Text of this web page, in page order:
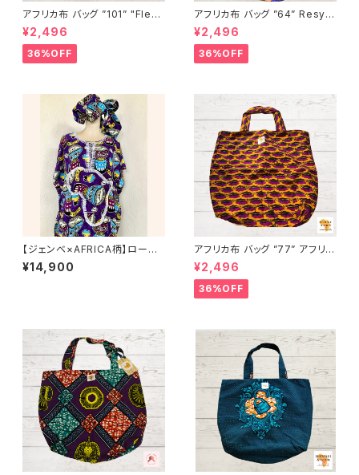
アフリカ布 バッグ ”101” "Fleur
de mariée” アフリカンプリント
パーニュ カンガ キテンゲ トート
バッグ エコバッグ ギニア フェア
トレード INUWALIAFRICA
¥2,496
36%OFF
アフリカ布 バッグ ”64” Resycl
e アフリカンプリント パーニュ
カンガ キテンゲ トートバッグ エ
コバッグ ギニア フェアトレード I
NUWALIAFRICA
¥2,496
36%OFF
【ジェンベ×AFRICA柄】ローブ
（お揃いの大判布付き）パープル
｜アフリカンダンス衣装にもお
¥14,900
アフリカ布 バッグ ”77” アフリカ
ンプリント パーニュ カンガ キテ
ンゲ トートバッグ エコバッグ ギ
ニア フェアトレード INUWALIA
FRICA
¥2,496
36%OFF